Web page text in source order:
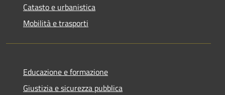
Catasto e urbanistica
Mobilità e trasporti
Educazione e formazione
Giustizia e sicurezza pubblica